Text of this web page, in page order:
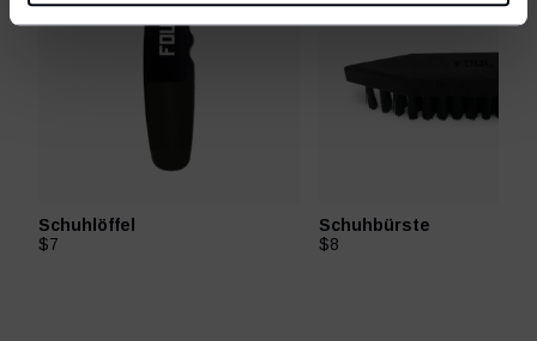
Schuhlöffel
$7
Schuhbürste
$8